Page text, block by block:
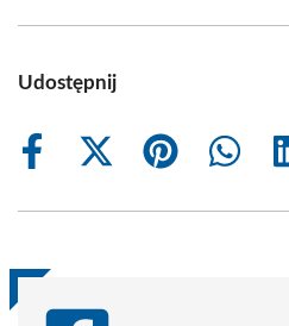
Udostępnij
Share
Share
(Twitter)
Share
Share